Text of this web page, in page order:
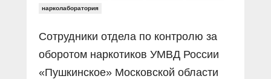
нарколаборатория
Сотрудники отдела по контролю за
оборотом наркотиков УМВД России
«Пушкинское» Московской области